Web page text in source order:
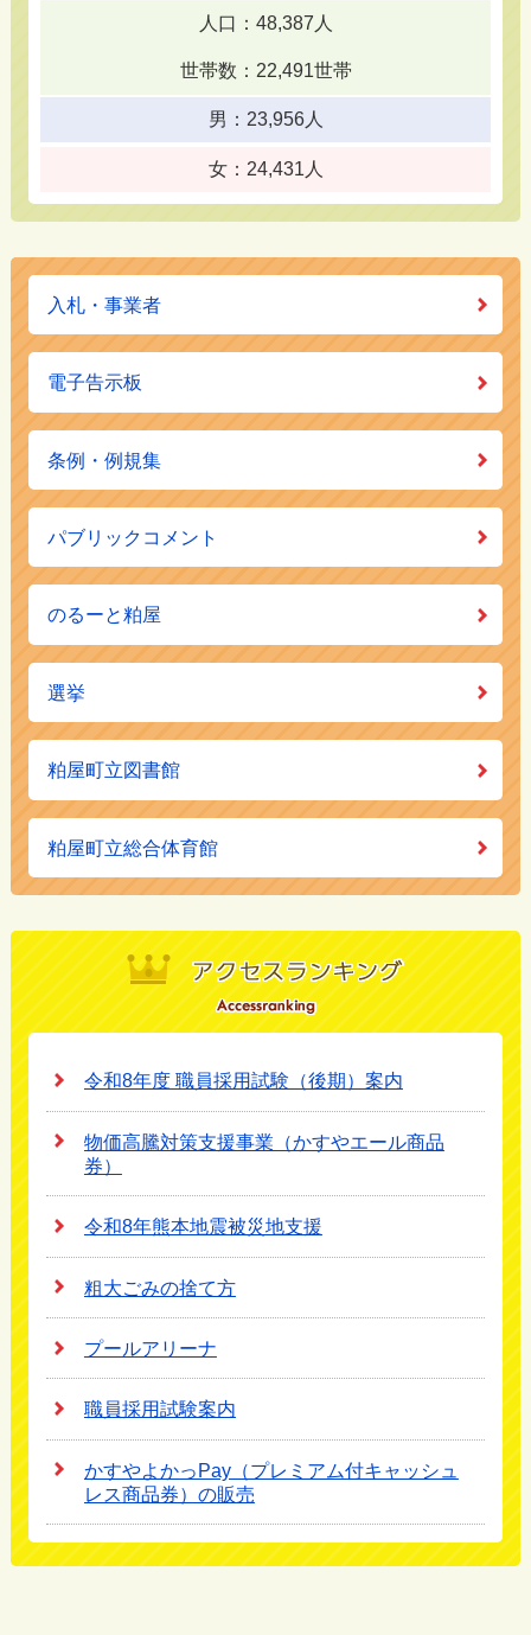
人口：48,387人
世帯数：22,491世帯
男：23,956人
女：24,431人
入札・事業者
電子告示板
条例・例規集
パブリックコメント
のるーと粕屋
選挙
粕屋町立図書館
粕屋町立総合体育館
令和8年度 職員採用試験（後期）案内
物価高騰対策支援事業（かすやエール商品
券）
令和8年熊本地震被災地支援
粗大ごみの捨て方
プールアリーナ
職員採用試験案内
かすやよかっPay（プレミアム付キャッシュ
レス商品券）の販売